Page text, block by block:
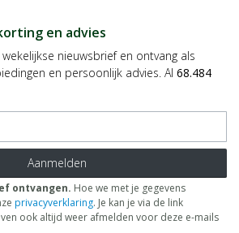
en advies
nieuwsbrief en ontvang als
en persoonlijk advies. Al 68.484
Aanmelden
ontvangen. Hoe we met je gegevens
privacyverklaring. Je kan je via de link
ook altijd weer afmelden voor deze e-mails